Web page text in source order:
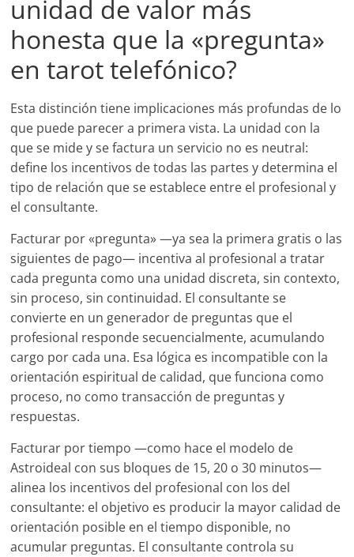
unidad de valor más
honesta que la «pregunta»
en tarot telefónico?
Esta distinción tiene implicaciones más profundas de lo
que puede parecer a primera vista. La unidad con la
que se mide y se factura un servicio no es neutral:
define los incentivos de todas las partes y determina el
tipo de relación que se establece entre el profesional y
el consultante.
Facturar por «pregunta» —ya sea la primera gratis o las
siguientes de pago— incentiva al profesional a tratar
cada pregunta como una unidad discreta, sin contexto,
sin proceso, sin continuidad. El consultante se
convierte en un generador de preguntas que el
profesional responde secuencialmente, acumulando
cargo por cada una. Esa lógica es incompatible con la
orientación espiritual de calidad, que funciona como
proceso, no como transacción de preguntas y
respuestas.
Facturar por tiempo —como hace el modelo de
Astroideal con sus bloques de 15, 20 o 30 minutos—
alinea los incentivos del profesional con los del
consultante: el objetivo es producir la mayor calidad de
orientación posible en el tiempo disponible, no
acumular preguntas. El consultante controla su